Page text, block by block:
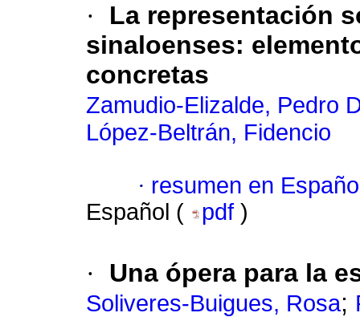
·
La representación
sinaloenses:
concretas
Zamudio-Elizalde, Pedro
López-Beltrán, Fidencio
· resumen en
Español (
pdf )
· Una ópera para la
Soliveres-Buigues, Rosa;